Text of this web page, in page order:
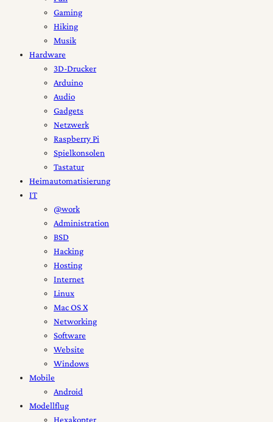
Gaming
Hiking
Musik
Hardware
3D-Drucker
Arduino
Audio
Gadgets
Netzwerk
Raspberry Pi
Spielkonsolen
Tastatur
Heimautomatisierung
IT
@work
Administration
BSD
Hacking
Hosting
Internet
Linux
Mac OS X
Networking
Software
Website
Windows
Mobile
Android
Modellflug
Hexakopter